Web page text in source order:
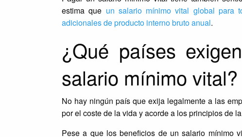
estima que un salario mínimo vital global para
adicionales de producto interno bruto anual.
¿Qué países
salario mínimo vital?
No hay ningún país que exija legalmente a las
por el coste de la vida y acorde a los principios de
Pese a que los beneficios de un salario mínimo